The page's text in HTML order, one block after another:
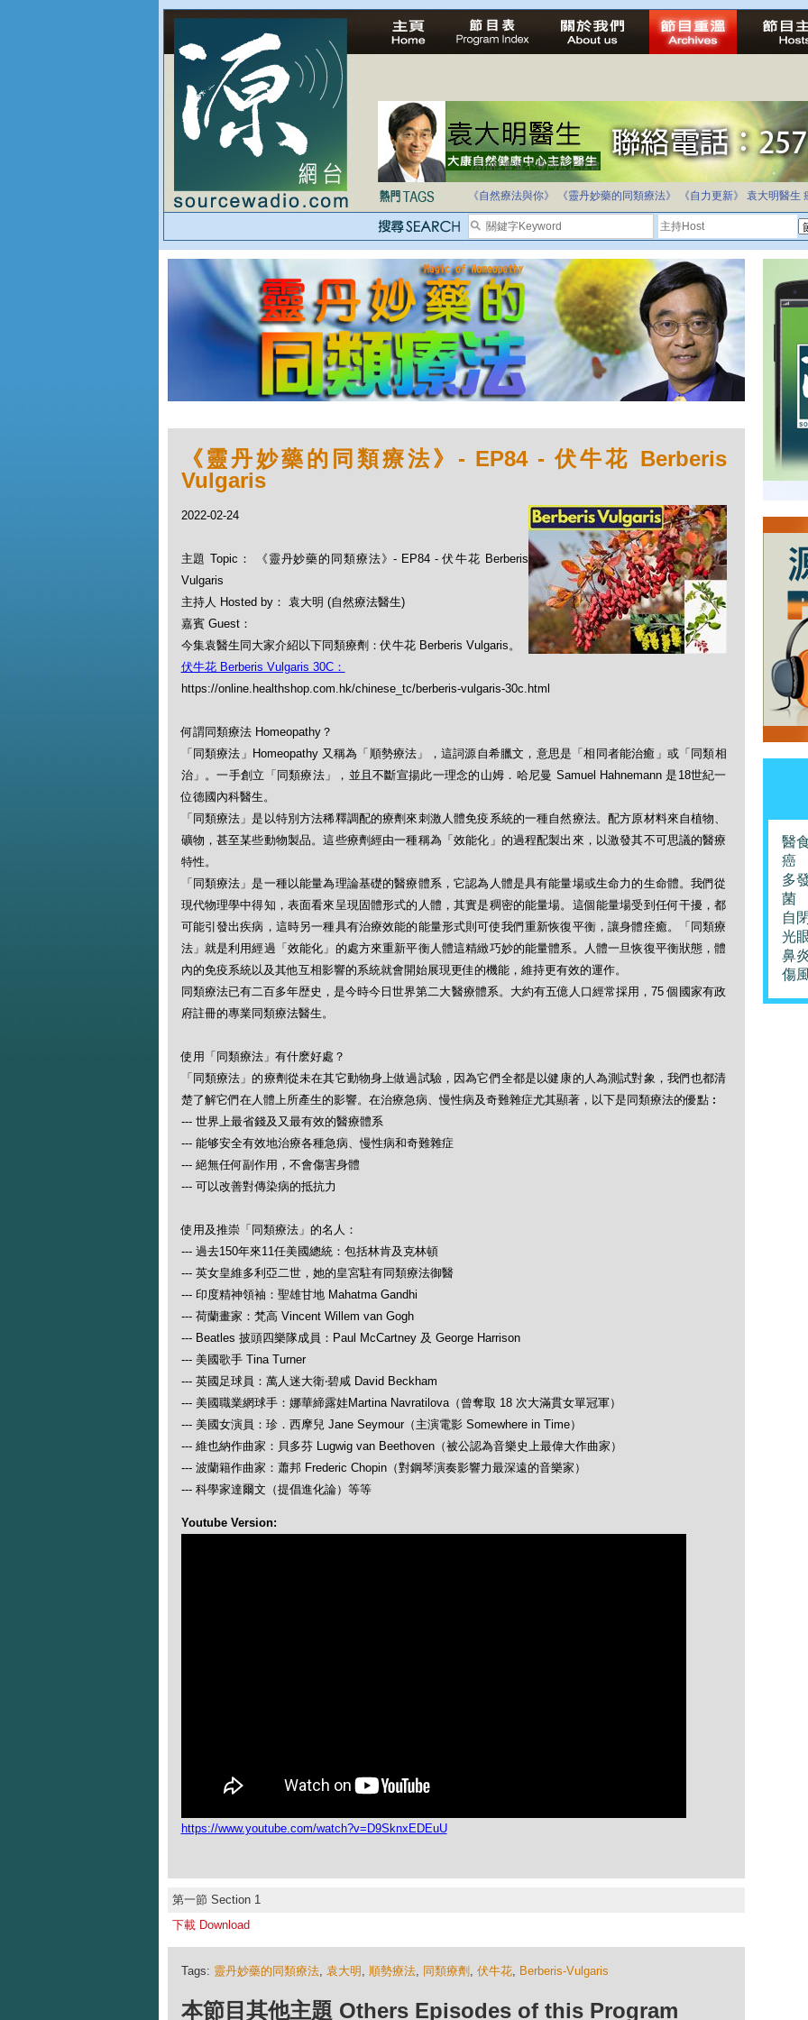
法治社會並不等同公正社會
自家教育合法化-推動多元化教育，全民學卷制
《自然療法與你》 《靈丹妙藥的同類療法》 《自力更新》 袁大明醫生
《靈丹妙藥的同類療法》- EP84 - 伏牛花 Berberis
Vulgaris
2022-02-24
主題 Topic： 《靈丹妙藥的同類療法》- EP84 - 伏牛花 Berberis
Vulgaris
主持人 Hosted by： 袁大明 (自然療法醫生)
嘉賓 Guest：
今集袁醫生同大家介紹以下同類療劑：伏牛花 Berberis Vulgaris。
伏牛花 Berberis Vulgaris 30C：
https://online.healthshop.com.hk/chinese_tc/berberis-vulgaris-30c.html
何謂同類療法 Homeopathy？
「同類療法」Homeopathy 又稱為「順勢療法」，這詞源自希臘文，意思是「相同者能治癒」或「同類相
治」。一手創立「同類療法」，並且不斷宣揚此一理念的山姆．哈尼曼 Samuel Hahnemann 是18世紀一
位德國內科醫生。
「同類療法」是以特別方法稀釋調配的療劑來刺激人體免疫系統的一種自然療法。配方原材料來自植物、
礦物，甚至某些動物製品。這些療劑經由一種稱為「效能化」的過程配製出來，以激發其不可思議的醫療
特性。
「同類療法」是一種以能量為理論基礎的醫療體系，它認為人體是具有能量場或生命力的生命體。我們從
現代物理學中得知，表面看來呈現固體形式的人體，其實是稠密的能量場。這個能量場受到任何干擾，都
可能引發出疾病，這時另一種具有治療效能的能量形式則可使我們重新恢復平衡，讓身體痊癒。「同類療
法」就是利用經過「效能化」的處方來重新平衡人體這精緻巧妙的能量體系。人體一旦恢復平衡狀態，體
內的免疫系統以及其他互相影響的系統就會開始展現更佳的機能，維持更有效的運作。
同類療法已有二百多年歴史，是今時今日世界第二大醫療體系。大約有五億人口經常採用，75 個國家有政
府註冊的專業同類療法醫生。
使用「同類療法」有什麽好處？
「同類療法」的療劑從未在其它動物身上做過試驗，因為它們全都是以健康的人為測試對象，我們也都清
楚了解它們在人體上所產生的影響。在治療急病、慢性病及奇難雜症尤其顯著，以下是同類療法的優點︰
--- 世界上最省錢及又最有效的醫療體系
--- 能够安全有效地治療各種急病、慢性病和奇難雜症
--- 絕無任何副作用，不會傷害身體
--- 可以改善對傳染病的抵抗力
使用及推崇「同類療法」的名人：
--- 過去150年來11任美國總統：包括林肯及克林頓
--- 英女皇維多利亞二世，她的皇宮駐有同類療法御醫
--- 印度精神領袖：聖雄甘地 Mahatma Gandhi
--- 荷蘭畫家：梵高 Vincent Willem van Gogh
--- Beatles 披頭四樂隊成員：Paul McCartney 及 George Harrison
--- 美國歌手 Tina Turner
--- 英國足球員：萬人迷大衛‧碧咸 David Beckham
--- 美國職業網球手：娜華締露娃Martina Navratilova（曾奪取 18 次大滿貫女單冠軍）
--- 美國女演員：珍．西摩兒 Jane Seymour（主演電影 Somewhere in Time）
--- 維也納作曲家：貝多芬 Lugwig van Beethoven（被公認為音樂史上最偉大作曲家）
--- 波蘭籍作曲家：蕭邦 Frederic Chopin（對鋼琴演奏影響力最深遠的音樂家）
--- 科學家達爾文（提倡進化論）等等
Youtube Version:
https://www.youtube.com/watch?v=D9SknxEDEuU
第一節 Section 1
下載 Download
Tags: 靈丹妙藥的同類療法, 袁大明 , 順勢療法, 同類療劑 , 伏牛花, Berberis-Vulgaris
本節目其他主題 Others Episodes of this Program
醫
癌
多
菌
自
光
鼻
傷